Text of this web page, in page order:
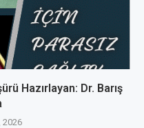
Hazırlayan: Dr. Barış
2026